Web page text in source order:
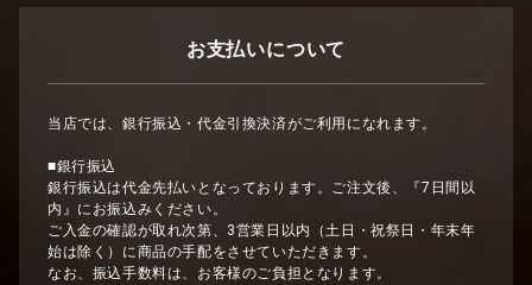
お支払いについて
当店では、銀行振込・代金引換決済がご利用になれます。
■銀行振込
銀行振込は代金先払いとなっております。ご注文後、『7日間以
内』にお振込みください。
ご入金の確認が取れ次第、3営業日以内（土日・祝祭日・年末年
始は除く）に商品の手配をさせていただきます。
なお、振込手数料は、お客様のご負担となります。